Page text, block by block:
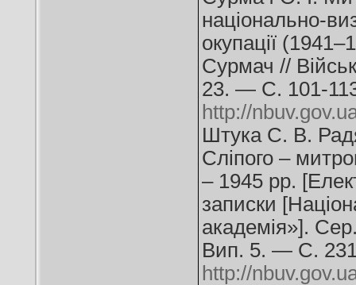
національно-
окупації
Сурмач //
23. — С. 101-
http://
Штука С. В.
Сліпого –
– 1945 рр.
записки
академія»].
Вип. 5. — С.
http://